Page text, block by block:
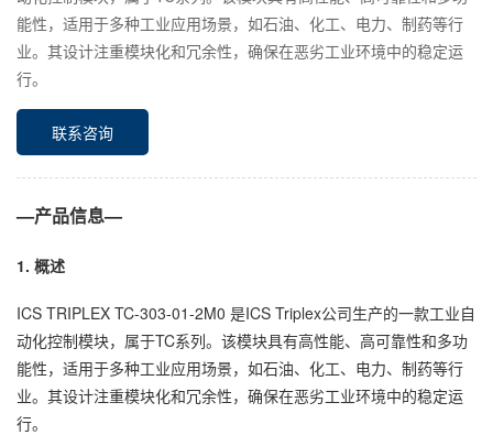
能性，适用于多种工业应用场景，如石油、化工、电力、制药等行
业。其设计注重模块化和冗余性，确保在恶劣工业环境中的稳定运
行。
联系咨询
—产品信息—
1. 概述
ICS TRIPLEX TC-303-01-2M0 是ICS Triplex公司生产的一款工业自
动化控制模块，属于TC系列。该模块具有高性能、高可靠性和多功
能性，适用于多种工业应用场景，如石油、化工、电力、制药等行
业。其设计注重模块化和冗余性，确保在恶劣工业环境中的稳定运
行。